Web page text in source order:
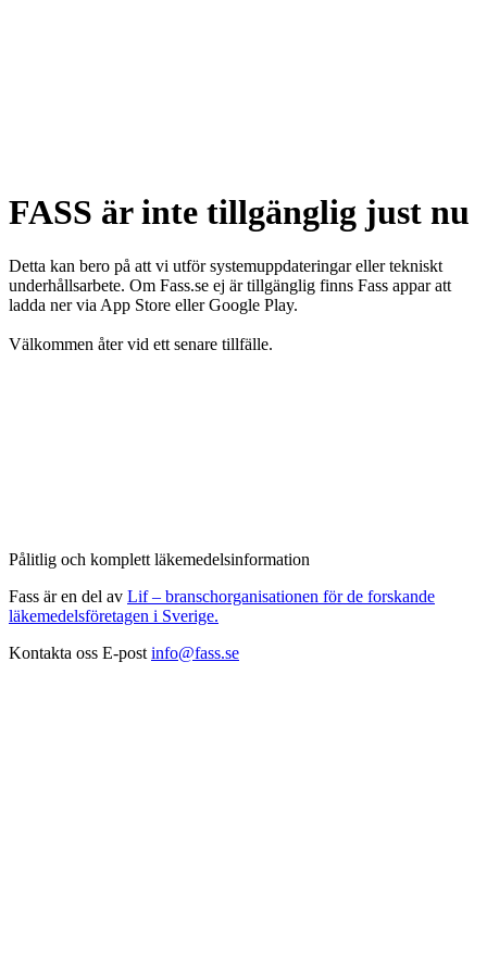
FASS är inte tillgänglig just nu
Detta kan bero på att vi utför systemuppdateringar eller tekniskt
underhållsarbete. Om Fass.se ej är tillgänglig finns Fass appar att
ladda ner via App Store eller Google Play.
Välkommen åter vid ett senare tillfälle.
Pålitlig och komplett läkemedelsinformation
Fass är en del av Lif – branschorganisationen för de forskande
läkemedelsföretagen i Sverige.
Kontakta oss E-post info@fass.se